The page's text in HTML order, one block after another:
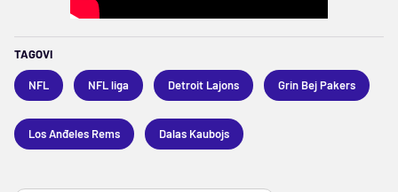
TAGOVI
NFL NFL liga Detroit Lajons Grin Bej Pakers
Los Anđeles Rems Dalas Kaubojs